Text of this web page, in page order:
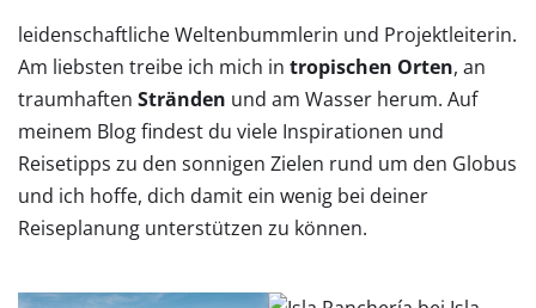
leidenschaftliche Weltenbummlerin und Projektleiterin.
Am liebsten treibe ich mich in tropischen Orten, an
traumhaften Stränden und am Wasser herum. Auf
meinem Blog findest du viele Inspirationen und
Reisetipps zu den sonnigen Zielen rund um den Globus
und ich hoffe, dich damit ein wenig bei deiner
Reiseplanung unterstützen zu können.